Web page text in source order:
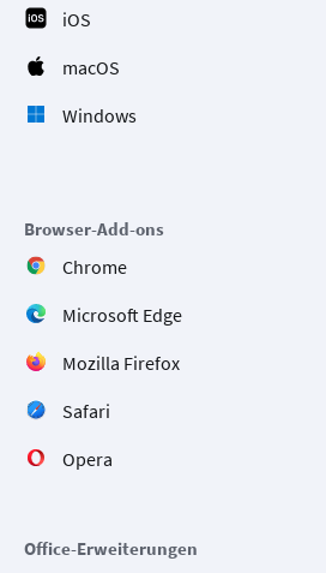
iOS
macOS
Windows
Browser-Add-ons
Chrome
Microsoft Edge
Mozilla Firefox
Safari
Opera
Office-Erweiterungen